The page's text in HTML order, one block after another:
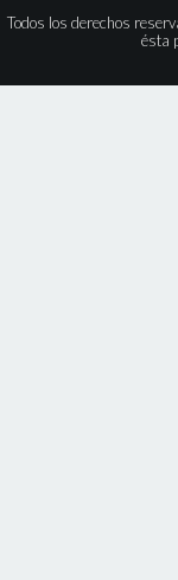
Todos los derechos
ésta